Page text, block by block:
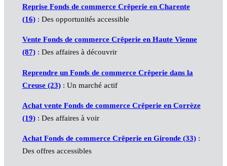
Reprise Fonds de commerce Crêperieen Charente
(16): Des opportunités accessible
Vente Fonds de commerce Crêperieen Haute Vienne
(87): Des affaires à découvrir
Reprendre un Fonds de commerce Crêperiedans la
Creuse (23): Un marché actif
Achat vente Fonds de commerce Crêperieen Corrèze
(19): Des affaires à voir
Achat Fonds de commerce Crêperieen Gironde (33):
Des offres accessibles